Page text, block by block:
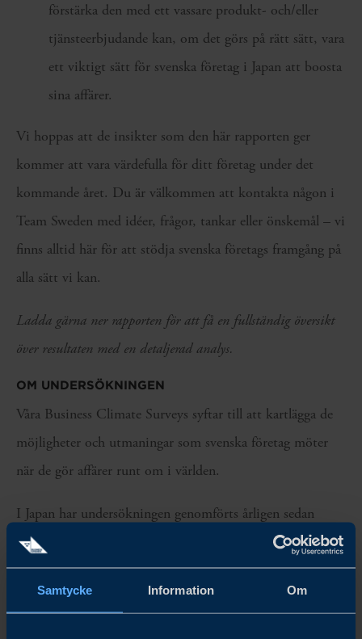
Samtycke Information Om
förstärka den med ett vassare produkt- och/eller
tjänsteerbjudande kan, om det görs på rätt sätt, vara
ett viktigt sätt för svenska företag i Japan att boosta
sina affärer.
Vi hoppas att de insikter som den här rapporten ger
kommer att vara värdefulla för ditt företag under det
kommande året. Du är välkommen att kontakta någon i
Team Sweden med idéer, frågor, tankar eller önskemål – vi
finns alltid här för att stödja svenska företags framgång på
alla sätt vi kan.
Ladda gärna ner rapporten för att få en fullständig översikt
över resultaten med en detaljerad analys.
OM UNDERSÖKNINGEN
Våra Business Climate Surveys syftar till att kartlägga de
möjligheter och utmaningar som svenska företag möter
när de gör affärer runt om i världen.
I Japan har undersökningen genomförts årligen sedan
2018, och datainsamlingen för årets upplaga genomfördes
i mars 2024, med uppföljande intervjuer under april och
maj.